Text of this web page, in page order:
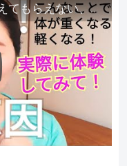
【究極の気付き】病院では教えてもらえない、その長年悩んできた痛み、症状、どうして治らないのか？痛みの正体、実際に今すぐ試して知ってほしい。